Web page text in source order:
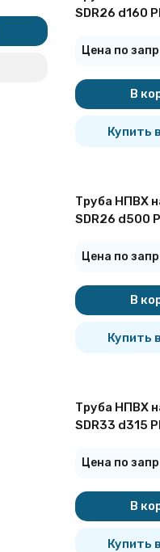
SDR26 d160
Цена по
В
Купить
Труба НПВХ
SDR26 d500
Цена по
В
Купить
Труба НПВХ
SDR33 d315
Цена по
В
Купить